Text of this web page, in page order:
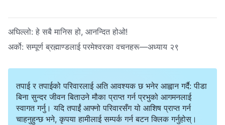
अघिल्लो: हे सबै मानिस हो, आनन्दित होओ!
अर्को: सम्पूर्ण ब्रह्माण्डलाई परमेश्‍वरका वचनहरू—अध्याय २९
तपाई र तपाईको परिवारलाई अति आवश्यक छ भनेर आह्वान गर्दै: पीडा
बिना सुन्दर जीवन बिताउने मौका प्राप्त गर्न प्रभुको आगमनलाई
स्वागत गर्नु। यदि तपाईं आफ्नो परिवारसँग यो आशिष प्राप्त गर्न
चाहनुहुन्छ भने, कृपया हामीलाई सम्पर्क गर्न बटन क्लिक गर्नुहोस्।